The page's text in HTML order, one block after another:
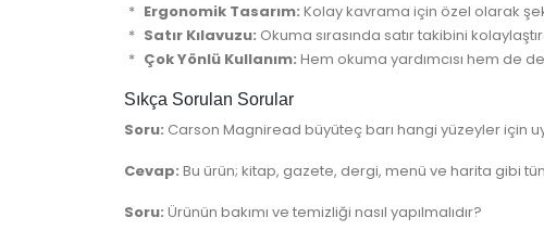
Ergonomik Tasarım: Kolay kavrama için özel olarak
Satır Kılavuzu: Okuma sırasında satır takibini
Çok Yönlü Kullanım: Hem okuma yardımcısı hem de
Sıkça Sorulan Sorular
Soru: Carson Magniread büyüteç barı hangi yüzeyler için
Cevap: Bu ürün; kitap, gazete, dergi, menü ve harita gibi
Soru: Ürünün bakımı ve temizliği nasıl yapılmalıdır?